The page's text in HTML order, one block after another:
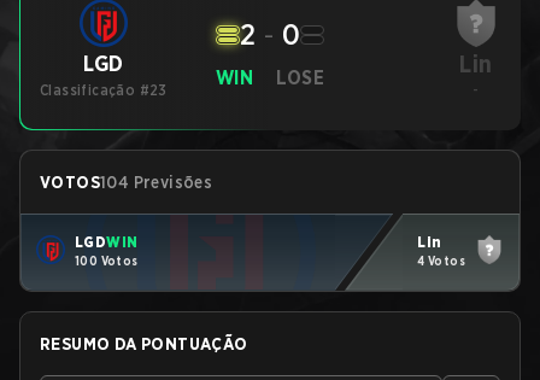
LGD
Classificação #23
WIN
2 - 0
LOSE Lin
-
VOTOS104 Previsões
LGDWIN
100 Votos
Lin
4 Votos
RESUMO DA PONTUAÇÃO